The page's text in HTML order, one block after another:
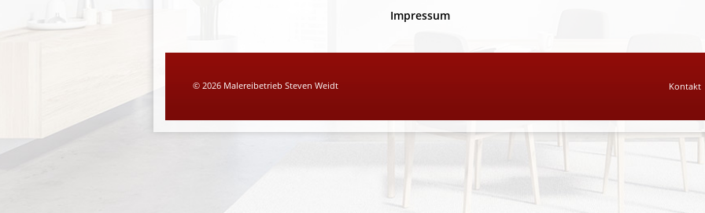
Impressum
© 2026 Malereibetrieb Steven Weidt Kontakt